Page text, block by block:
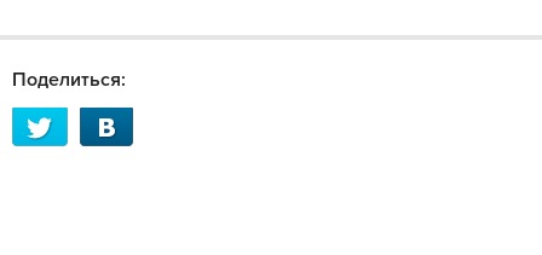
Поделиться: